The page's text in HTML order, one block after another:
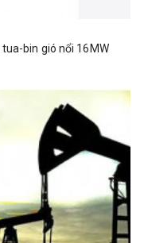
bin gió nổi 16MW